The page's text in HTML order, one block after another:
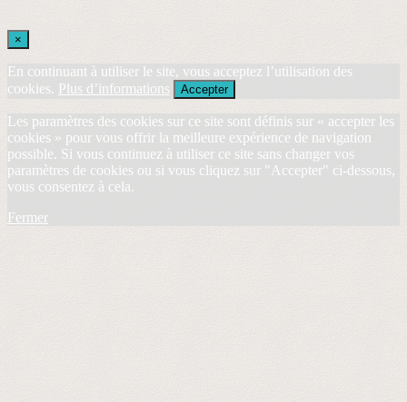
×
En continuant à utiliser le site, vous acceptez l’utilisation des
cookies. Plus d’informations Accepter
Les paramètres des cookies sur ce site sont définis sur « accepter les
cookies » pour vous offrir la meilleure expérience de navigation
possible. Si vous continuez à utiliser ce site sans changer vos
paramètres de cookies ou si vous cliquez sur "Accepter" ci-dessous,
vous consentez à cela.
Fermer